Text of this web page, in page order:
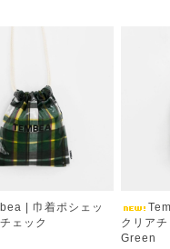
| 巾着ポシェッ
ェック
クリア
Green